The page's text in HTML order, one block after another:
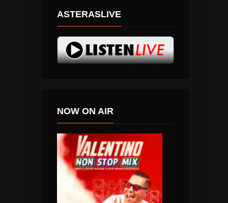
ASTERASLIVE
NOW ON AIR